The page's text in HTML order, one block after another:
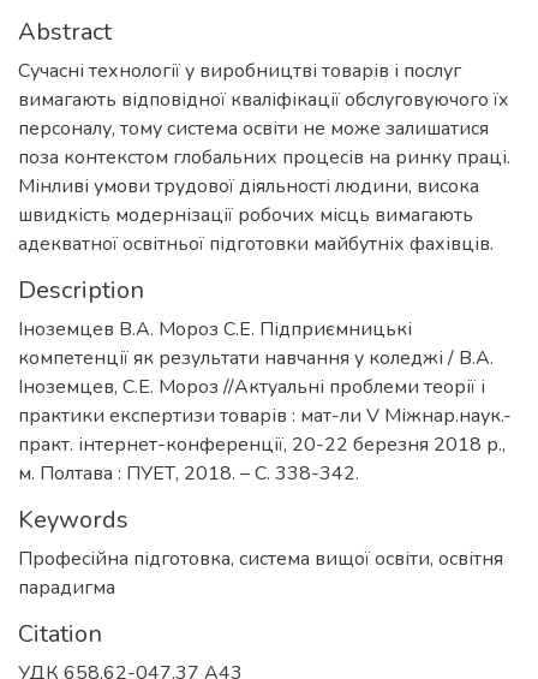
Abstract
Сучасні технології у виробництві товарів і послуг
вимагають відповідної кваліфікації обслуговуючого їх
персоналу, тому система освіти не може залишатися
поза контекстом глобальних процесів на ринку праці.
Мінливі умови трудової діяльності людини, висока
швидкість модернізації робочих місць вимагають
адекватної освітньої підготовки майбутніх фахівців.
Description
Іноземцев В.А. Мороз С.Е. Підприємницькі
компетенції як результати навчання у коледжі / В.А.
Іноземцев, С.Е. Мороз //Актуальні проблеми теорії і
практики експертизи товарів : мат-ли V Міжнар.наук.-
практ. інтернет-конференції, 20-22 березня 2018 р.,
м. Полтава : ПУЕТ, 2018. – С. 338-342.
Keywords
Професійна підготовка, система вищої освіти, освітня
парадигма
Citation
УДК 658.62-047.37 А43